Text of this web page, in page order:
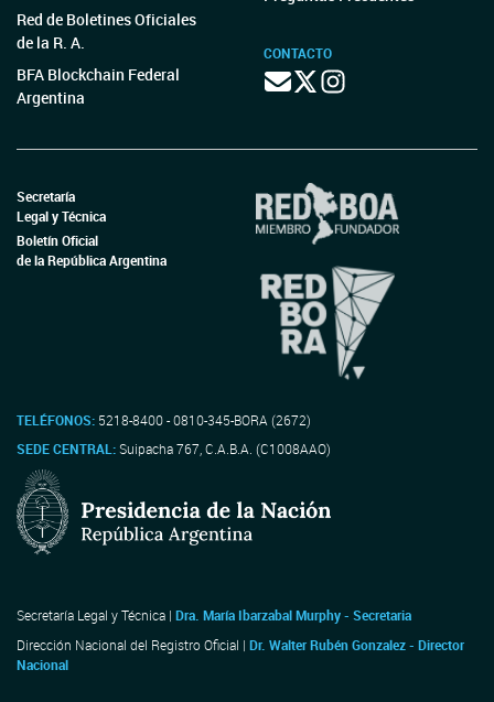
Red de Boletines Oficiales
de la R. A.
BFA Blockchain Federal
Argentina
CONTACTO
Secretaría
Legal y Técnica
Boletín Oficial
de la República Argentina
TELÉFONOS: 5218-8400 - 0810-345-BORA (2672)
SEDE CENTRAL:Suipacha 767, C.A.B.A. (C1008AAO)
Secretaría Legal y Técnica | Dra. María Ibarzabal Murphy - Secretaria
Dirección Nacional del Registro Oficial | Dr. Walter Rubén Gonzalez - Director
Nacional